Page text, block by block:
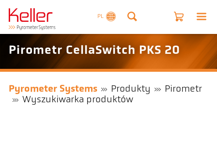
PL
Pirometr CellaSwitch PKS 20
Pyrometer Systems Produkty
Pirometr
Wyszukiwarka produktów